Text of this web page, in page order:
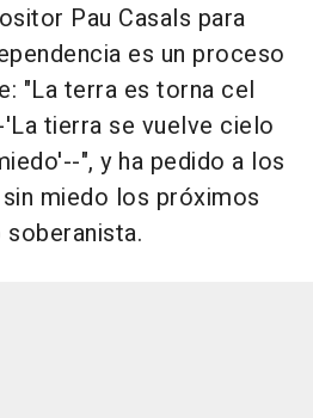
Pau Casals para
es un proceso
"La terra es torna cel
tierra se vuelve cielo
", y ha pedido a los
miedo los próximos